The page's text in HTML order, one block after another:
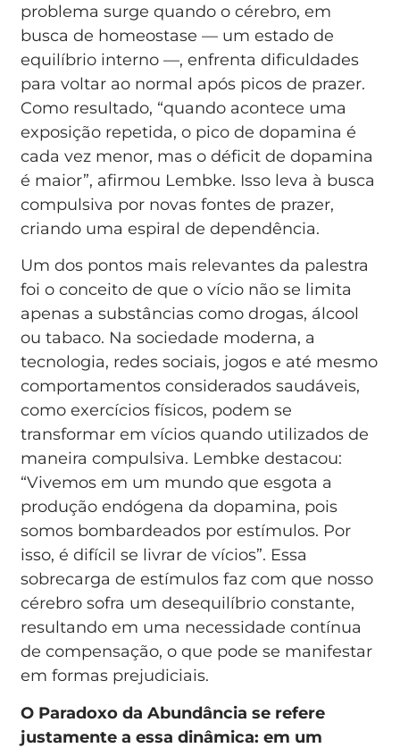
problema surge quando o cérebro, em
busca de homeostase — um estado de
equilíbrio interno —, enfrenta dificuldades
para voltar ao normal após picos de prazer.
Como resultado, “quando acontece uma
exposição repetida, o pico de dopamina é
cada vez menor, mas o déficit de dopamina
é maior”, afirmou Lembke. Isso leva à busca
compulsiva por novas fontes de prazer,
criando uma espiral de dependência.
Um dos pontos mais relevantes da palestra
foi o conceito de que o vício não se limita
apenas a substâncias como drogas, álcool
ou tabaco. Na sociedade moderna, a
tecnologia, redes sociais, jogos e até mesmo
comportamentos considerados saudáveis,
como exercícios físicos, podem se
transformar em vícios quando utilizados de
maneira compulsiva. Lembke destacou:
“Vivemos em um mundo que esgota a
produção endógena da dopamina, pois
somos bombardeados por estímulos. Por
isso, é difícil se livrar de vícios”. Essa
sobrecarga de estímulos faz com que nosso
cérebro sofra um desequilíbrio constante,
resultando em uma necessidade contínua
de compensação, o que pode se manifestar
em formas prejudiciais.
O Paradoxo da Abundância se refere
justamente a essa dinâmica: em um